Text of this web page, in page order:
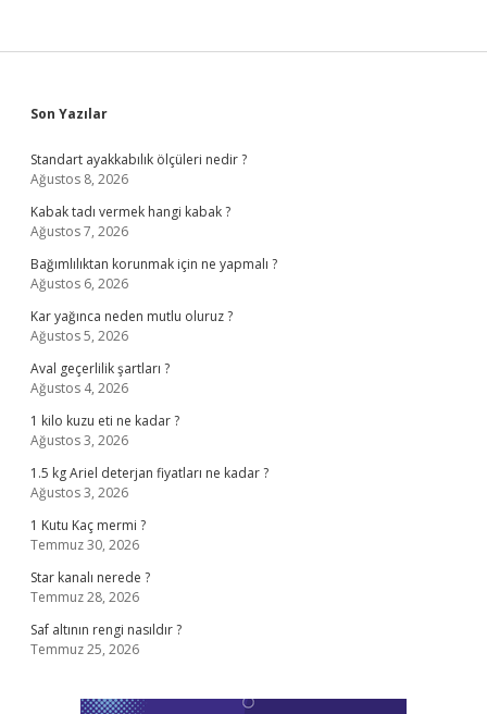
Sidebar
Son Yazılar
Standart ayakkabılık ölçüleri nedir ?
Ağustos 8, 2026
Kabak tadı vermek hangi kabak ?
Ağustos 7, 2026
Bağımlılıktan korunmak için ne yapmalı ?
Ağustos 6, 2026
Kar yağınca neden mutlu oluruz ?
Ağustos 5, 2026
Aval geçerlilik şartları ?
Ağustos 4, 2026
1 kilo kuzu eti ne kadar ?
Ağustos 3, 2026
1.5 kg Ariel deterjan fiyatları ne kadar ?
Ağustos 3, 2026
1 Kutu Kaç mermi ?
Temmuz 30, 2026
Star kanalı nerede ?
Temmuz 28, 2026
Saf altının rengi nasıldır ?
Temmuz 25, 2026